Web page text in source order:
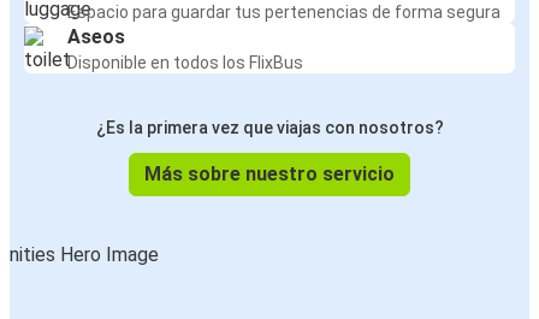
Espacio para guardar tus pertenencias de forma segura
Aseos
Disponible en todos los FlixBus
¿Es la primera vez que viajas con nosotros?
Más sobre nuestro servicio